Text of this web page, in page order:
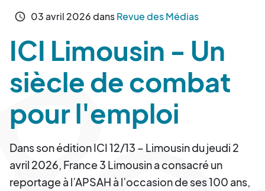
schedule 03avril 2026dansRevue des Médias
ICI Limousin - Un
siècle de combat
pour l'emploi
Dans son édition ICI 12/13 – Limousin du jeudi 2
avril 2026, France 3 Limousin a consacré un
reportage à l’APSAH à l’occasion de ses 100 ans,